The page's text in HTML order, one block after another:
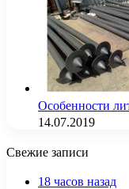
Особенности
14.07.2019
Свежие записи
18 часов назад